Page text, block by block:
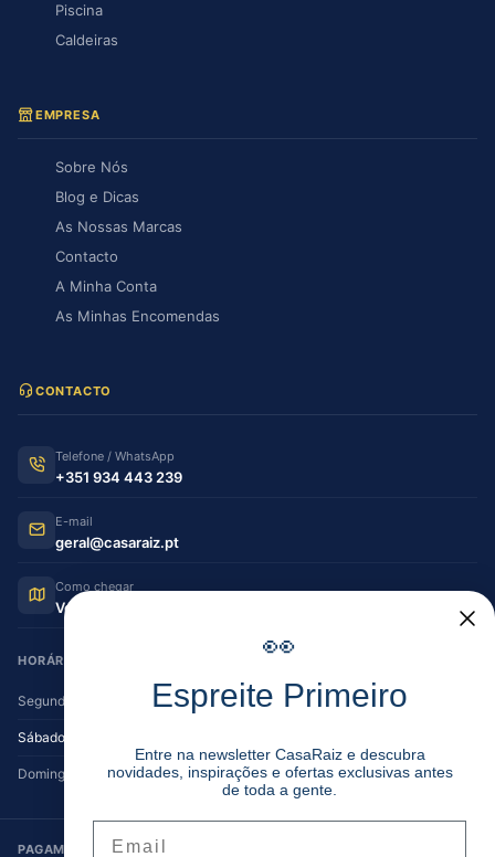
Piscina
Caldeiras
EMPRESA
Sobre Nós
Blog e Dicas
As Nossas Marcas
Contacto
A Minha Conta
As Minhas Encomendas
CONTACTO
Telefone / WhatsApp
+351 934 443 239
E-mail
geral@casaraiz.pt
Como chegar
Ver no Google Maps
HORÁRIO DE FUNCIONAMENTO
Segunda — Sexta 08:30–12:30 | 14:00–19:30
Sábado
Domingo Encerrado
PAGAMENTO SEGURO
👀
Espreite Primeiro
Entre na newsletter CasaRaiz e descubra
novidades, inspirações e ofertas exclusivas antes
de toda a gente.